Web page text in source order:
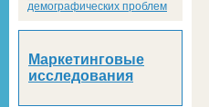
демографических проблем
Маркетинговые
исследования